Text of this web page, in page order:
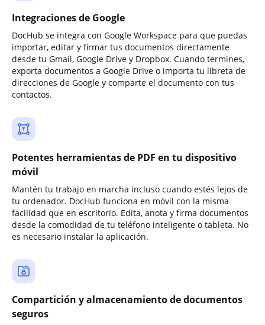
Integraciones de Google
DocHub se integra con Google Workspace para que puedas
importar, editar y firmar tus documentos directamente
desde tu Gmail, Google Drive y Dropbox. Cuando termines,
exporta documentos a Google Drive o importa tu libreta de
direcciones de Google y comparte el documento con tus
contactos.
Potentes herramientas de PDF en tu dispositivo
móvil
Mantén tu trabajo en marcha incluso cuando estés lejos de
tu ordenador. DocHub funciona en móvil con la misma
facilidad que en escritorio. Edita, anota y firma documentos
desde la comodidad de tu teléfono inteligente o tableta. No
es necesario instalar la aplicación.
Compartición y almacenamiento de documentos
seguros